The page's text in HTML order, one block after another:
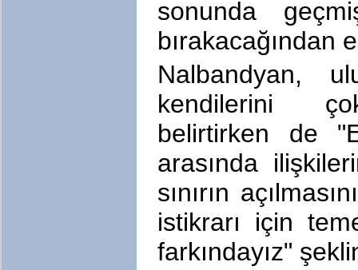
sonunda
bırakacağından
Nalbandyan,
kendilerini
belirtirken de
arasında
sınırın
istikrarı için
farkındayız"